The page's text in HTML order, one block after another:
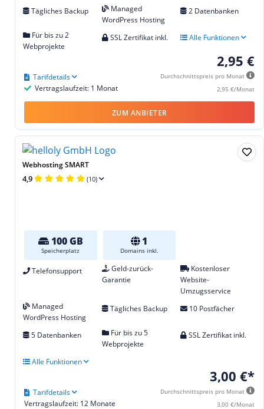
Tägliches Backup
Managed
WordPress Hosting
2 Datenbanken
Für bis zu 2
Webprojekte
SSL Zertifikat inkl. Alle Funktionen
2,95 €
Durchschnittspreis pro Monat
2,95 €/Monat
Vertragslaufzeit: 1 Monat
Tarifdetails
ZUM ANBIETER
Webhosting SMART
4,9 (10)
100 GB
Speicherplatz
1
Domains inkl.
Telefonsupport
Geld-zurück-
Garantie
Kostenloser
Website-
Umzugsservice
Managed
WordPress Hosting
Tägliches Backup 10 Postfächer
5 Datenbanken
Für bis zu 5
Webprojekte
SSL Zertifikat inkl.
Alle Funktionen
3,00 €*
Durchschnittspreis pro Monat
3,00 €/Monat
Vertragslaufzeit: 12 Monate
Tarifdetails